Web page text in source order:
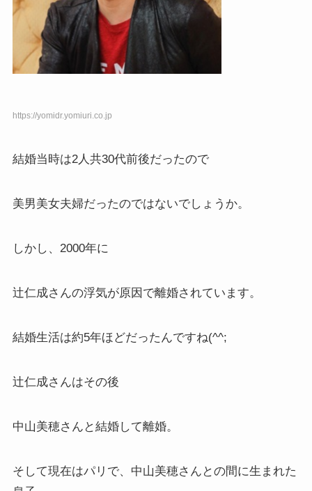
https://yomidr.yomiuri.co.jp
結婚当時は2人共30代前後だったので
美男美女夫婦だったのではないでしょうか。
しかし、2000年に
辻仁成さんの浮気が原因で離婚されています。
結婚生活は約5年ほどだったんですね(^^;
辻仁成さんはその後
中山美穂さんと結婚して離婚。
そして現在はパリで、中山美穂さんとの間に生まれた